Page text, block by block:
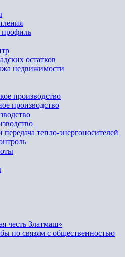
остатков
недвижимости
производство
производство
тепло-энергоносителей
честь Златмаш»
по связям с общественностью